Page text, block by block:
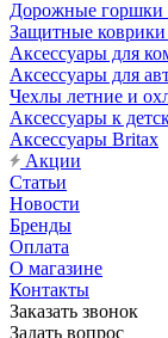
Дорожные горшки
Защитные коврики
Аксессуары для
Аксессуары для
Чехлы летние и
Аксессуары к
Аксессуары Britax
Акции
Статьи
Новости
Бренды
Оплата
О магазине
Контакты
Заказать звонок
Задать вопрос